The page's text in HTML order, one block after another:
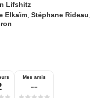
Lifshitz
Elkaïm ,Stéphane Rideau
Mes amis
--